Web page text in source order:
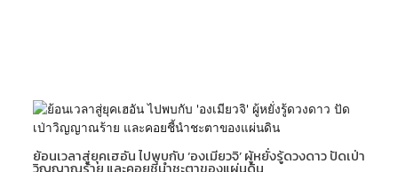
ย้อนเวลาสู่ยุคเฮอัน ไปพบกับ ‘องเมียวจิ’ ผู้หยั่งรู้ดวงดาว ปัดเป่า
วิญญาณร้าย และคอยชี้นำชะตาของแผ่นดิน